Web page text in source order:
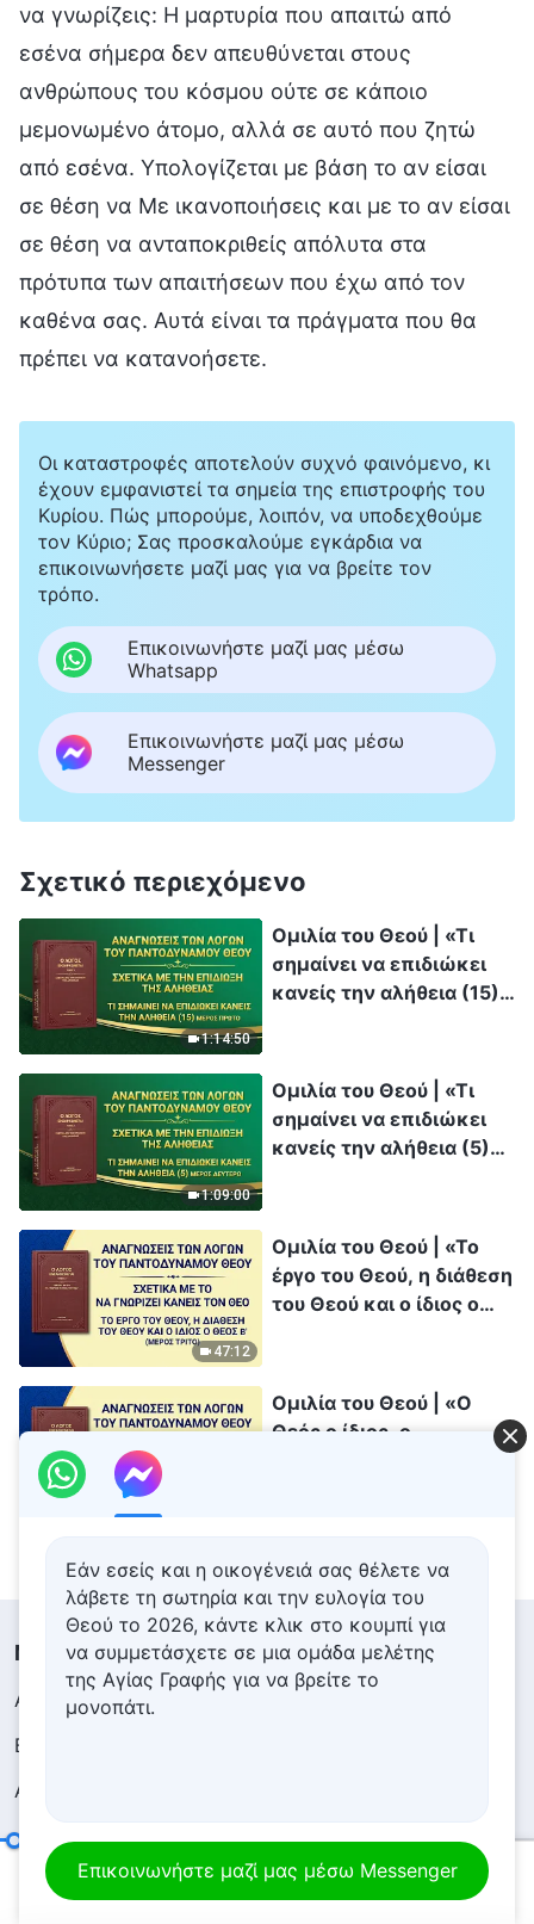
να γνωρίζεις: Η μαρτυρία που απαιτώ από
εσένα σήμερα δεν απευθύνεται στους
ανθρώπους του κόσμου ούτε σε κάποιο
μεμονωμένο άτομο, αλλά σε αυτό που ζητώ
από εσένα. Υπολογίζεται με βάση το αν είσαι
σε θέση να Με ικανοποιήσεις και με το αν είσαι
σε θέση να ανταποκριθείς απόλυτα στα
πρότυπα των απαιτήσεων που έχω από τον
καθένα σας. Αυτά είναι τα πράγματα που θα
πρέπει να κατανοήσετε.
Οι καταστροφές αποτελούν συχνό φαινόμενο, κι
έχουν εμφανιστεί τα σημεία της επιστροφής του
Κυρίου. Πώς μπορούμε, λοιπόν, να υποδεχθούμε
τον Κύριο; Σας προσκαλούμε εγκάρδια να
επικοινωνήσετε μαζί μας για να βρείτε τον
τρόπο.
Επικοινωνήστε μαζί μας μέσω
Whatsapp
Επικοινωνήστε μαζί μας μέσω
Messenger
Σχετικό περιεχόμενο
1:14:50
Ομιλία του Θεού | «Τι
σημαίνει να επιδιώκει
κανείς την αλήθεια (15)»
1:09:00
Ομιλία του Θεού | «Τι
σημαίνει να επιδιώκει
κανείς την αλήθεια (5)»
47:12
Ομιλία του Θεού | «Το
έργο του Θεού, η διάθεση
του Θεού και ο ίδιος ο
Ομιλία του Θεού | «Ο
Θεός ο ίδιος, ο
Μενού
Αρχική
Βιβλία
Βίντεο
Αναγνώσεις
Μαρτυρίες
Έκθεση εικόνων
Ειδήσεις
Προφίλ
Εάν εσείς και η οικογένειά σας θέλετε να
λάβετε τη σωτηρία και την ευλογία του
Θεού το 2026, κάντε κλικ στο κουμπί για
να συμμετάσχετε σε μια ομάδα μελέτης
της Αγίας Γραφής για να βρείτε το
μονοπάτι.
Επικοινωνήστε μαζί μας μέσω Messenger
Άσκηση (4)